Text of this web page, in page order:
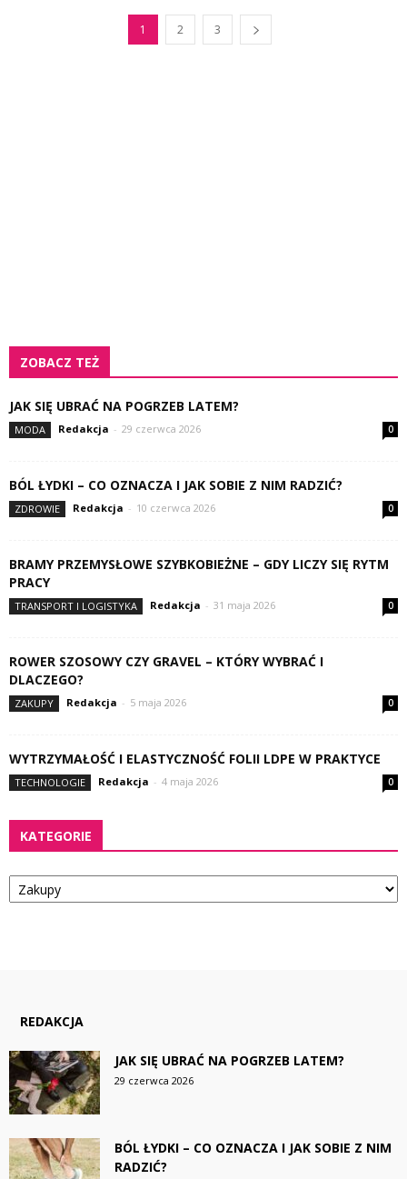
1 2 3
ZOBACZ TEŻ
JAK SIĘ UBRAĆ NA POGRZEB LATEM?
MODA Redakcja - 29 czerwca 2026 0
BÓL ŁYDKI – CO OZNACZA I JAK SOBIE Z NIM RADZIĆ?
ZDROWIE Redakcja - 10 czerwca 2026 0
BRAMY PRZEMYSŁOWE SZYBKOBIEŻNE – GDY LICZY SIĘ RYTM
PRACY
TRANSPORT I LOGISTYKA Redakcja - 31 maja 2026 0
ROWER SZOSOWY CZY GRAVEL – KTÓRY WYBRAĆ I
DLACZEGO?
ZAKUPY Redakcja - 5 maja 2026 0
WYTRZYMAŁOŚĆ I ELASTYCZNOŚĆ FOLII LDPE W PRAKTYCE
TECHNOLOGIE Redakcja - 4 maja 2026 0
KATEGORIE
Kategorie
REDAKCJA
JAK SIĘ UBRAĆ NA POGRZEB LATEM?
29 czerwca 2026
BÓL ŁYDKI – CO OZNACZA I JAK SOBIE Z NIM
RADZIĆ?